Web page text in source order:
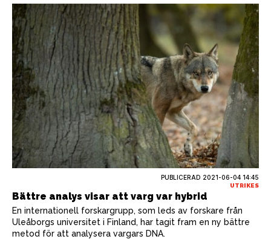
PUBLICERAD 2021-06-04 14:45
UTRIKES
Bättre analys visar att varg var hybrid
En internationell forskargrupp, som leds av forskare från
Uleåborgs universitet i Finland, har tagit fram en ny bättre
metod för att analysera vargars DNA.